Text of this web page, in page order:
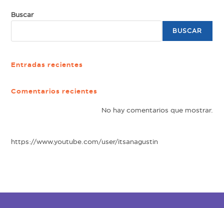
Buscar
BUSCAR
Entradas recientes
Comentarios recientes
No hay comentarios que mostrar.
https://www.youtube.com/user/itsanagustin